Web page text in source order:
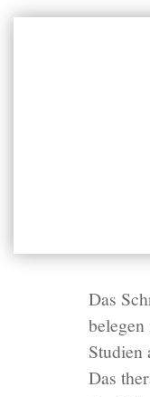
Das
Studien
Das